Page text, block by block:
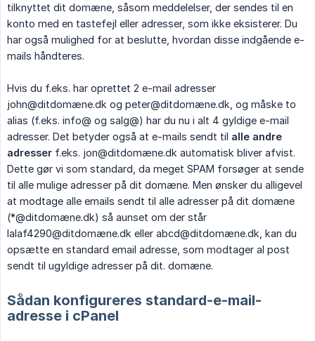
tilknyttet dit domæne, såsom meddelelser, der sendes til en
konto med en tastefejl eller adresser, som ikke eksisterer. Du
har også mulighed for at beslutte, hvordan disse indgående e-
mails håndteres.
Hvis du f.eks. har oprettet 2 e-mail adresser
john@ditdomæne.dk og peter@ditdomæne.dk, og måske to
alias (f.eks. info@ og salg@) har du nu i alt 4 gyldige e-mail
adresser. Det betyder også at e-mails sendt til alle andre
adresser f.eks. jon@ditdomæne.dk automatisk bliver afvist.
Dette gør vi som standard, da meget SPAM forsøger at sende
til alle mulige adresser på dit domæne. Men ønsker du alligevel
at modtage alle emails sendt til alle adresser på dit domæne
(*@ditdomæne.dk) så aunset om der står
lalaf4290@ditdomæne.dk eller abcd@ditdomæne.dk, kan du
opsætte en standard email adresse, som modtager al post
sendt til ugyldige adresser på dit. domæne.
Sådan konfigureres standard-e-mail-
adresse i cPanel